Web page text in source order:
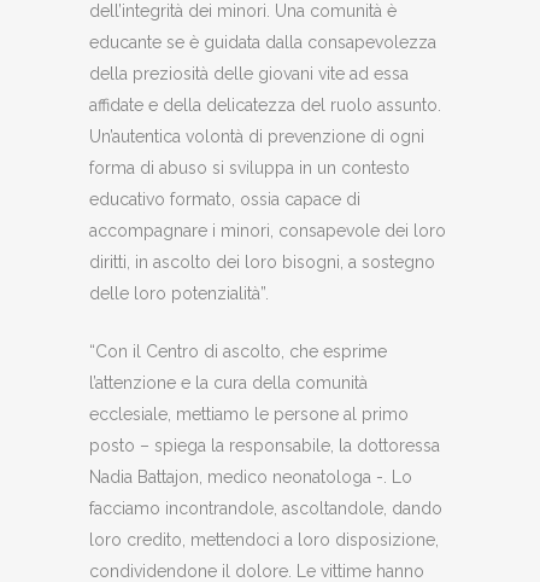
dell’integrità dei minori. Una comunità è
educante se è guidata dalla consapevolezza
della preziosità delle giovani vite ad essa
affidate e della delicatezza del ruolo assunto.
Un’autentica volontà di prevenzione di ogni
forma di abuso si sviluppa in un contesto
educativo formato, ossia capace di
accompagnare i minori, consapevole dei loro
diritti, in ascolto dei loro bisogni, a sostegno
delle loro potenzialità”.
“Con il Centro di ascolto, che esprime
l’attenzione e la cura della comunità
ecclesiale, mettiamo le persone al primo
posto – spiega la responsabile, la dottoressa
Nadia Battajon, medico neonatologa -. Lo
facciamo incontrandole, ascoltandole, dando
loro credito, mettendoci a loro disposizione,
condividendone il dolore. Le vittime hanno